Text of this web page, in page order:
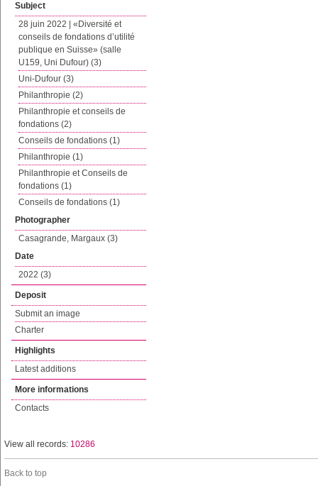
Subject
28 juin 2022 | «Diversité et
conseils de fondations d’utilité
publique en Suisse» (salle
U159, Uni Dufour) (3)
Uni-Dufour (3)
Philanthropie (2)
Philanthropie et conseils de
fondations (2)
Conseils de fondations (1)
Philanthropie (1)
Philanthropie et Conseils de
fondations (1)
Conseils de fondations (1)
Photographer
Casagrande, Margaux (3)
Date
2022 (3)
Deposit
Submit an image
Charter
Highlights
Latest additions
More informations
Contacts
View all records: 10286
Back to top